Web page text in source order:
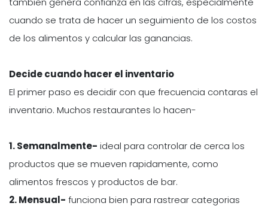
cuando se trata de hacer un seguimiento de los costos
de los alimentos y calcular las ganancias.
Decide cuando hacer el inventario
El primer paso es decidir con que frecuencia contaras el
inventario. Muchos restaurantes lo hacen-
1. Semanalmente- ideal para controlar de cerca los
productos que se mueven rapidamente, como
alimentos frescos y productos de bar.
2. Mensual- funciona bien para rastrear categorias